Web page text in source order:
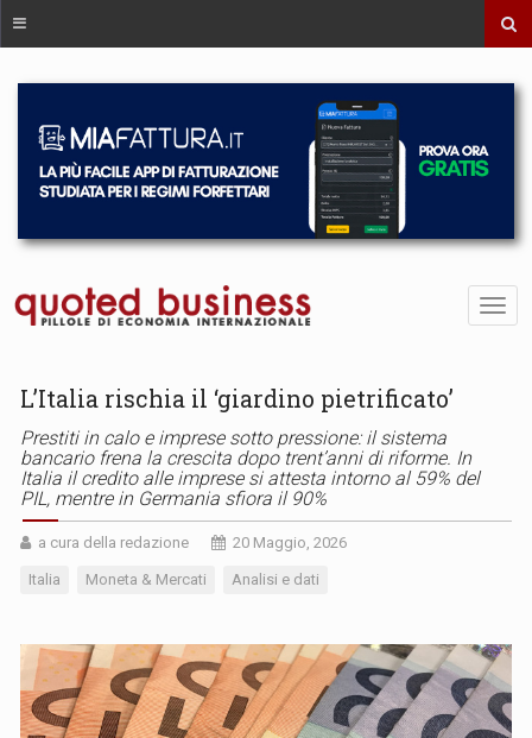
L’Italia rischia il ‘giardino pietrificato’
Prestiti in calo e imprese sotto pressione: il sistema
bancario frena la crescita dopo trent’anni di riforme. In
Italia il credito alle imprese si attesta intorno al 59% del
PIL, mentre in Germania sfiora il 90%
a cura della redazione 20 Maggio, 2026
Italia Moneta & Mercati Analisi e dati